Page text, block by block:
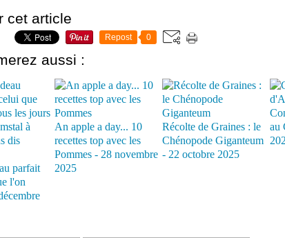
cet article
Repost 0
aussi :
parfait
l'on
An apple a day... 10
recettes top avec les
Pommes - 28 novembre
2025
Récolte de Graines : le
Chénopode Giganteum
- 22 octobre 2025
au